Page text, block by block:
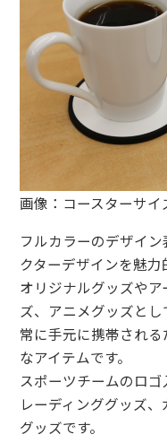
画像：コースターサ
フルカラーのデザイ
クターデザインを魅力
オリジナルグッズや
ズ、アニメグッズとし
常に手元に携帯され
なアイテムです。
スポーツチームのロ
レーディンググッズ
グッズです。